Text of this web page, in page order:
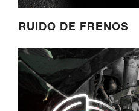
RUIDO DE FRENOS